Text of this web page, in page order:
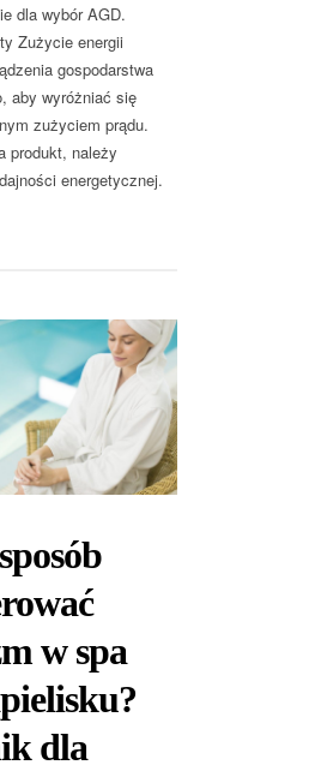
dla wybór AGD.
Zużycie energii
gospodarstwa
aby wyróżniać się
zużyciem prądu.
produkt, należy
energetycznej.
w spa
dla